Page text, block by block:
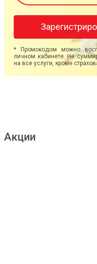
* Промокодом можно
личном кабинете. Не
на все услуги, кроме
Акции